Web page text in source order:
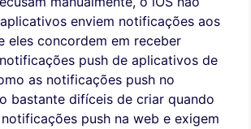
enviem notificações aos
eles concordem em receber
push de aplicativos de
as notificações push no
bastante difíceis de criar quando
push na web e exigem